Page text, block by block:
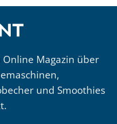
Magazin über
und Smoothies